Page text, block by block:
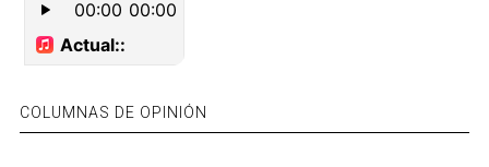
COLUMNAS DE OPINIÓN